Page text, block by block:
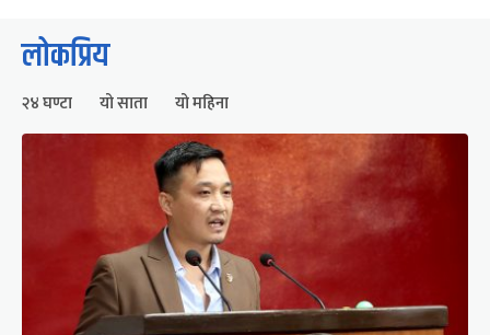
लोकप्रिय
२४ घण्टा यो साता यो महिना